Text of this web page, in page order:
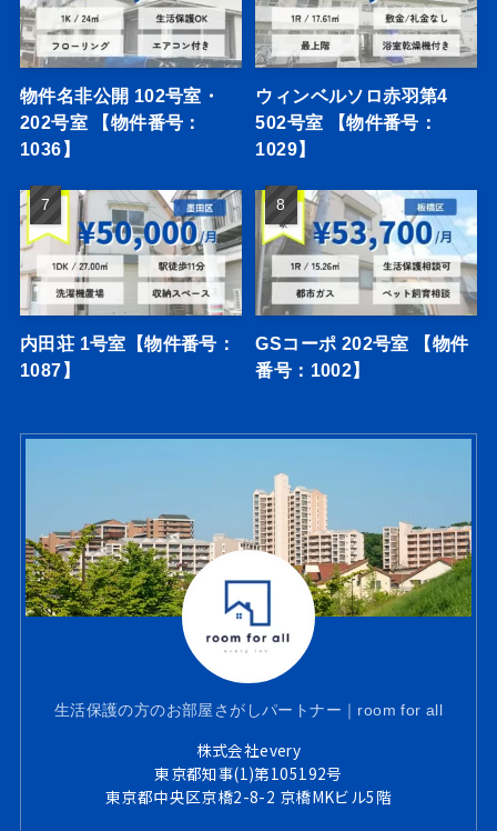
物件名非公開 102号室・
202号室 【物件番号：
1036】
ウィンベルソロ赤羽第4
502号室 【物件番号：
1029】
内田荘 1号室【物件番号：
1087】
GSコーポ 202号室 【物件
番号：1002】
生活保護の方のお部屋さがしパートナー｜room for all
株式会社every
東京都知事(1)第105192号
東京都中央区京橋2-8-2 京橋MKビル5階